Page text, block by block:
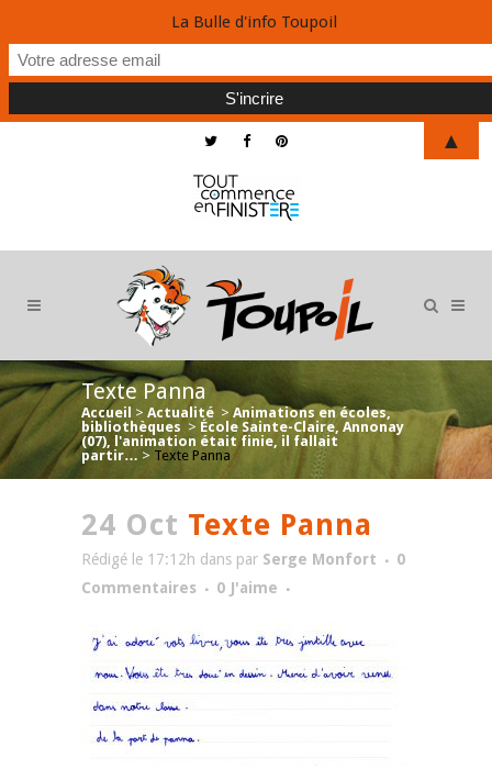
Texte Panna
Accueil > Actualité > Animations en écoles,
bibliothèques > École Sainte-Claire, Annonay
(07), l'animation était finie, il fallait
partir… > Texte Panna
24 Oct Texte Panna
Rédigé le 17:12h dans par Serge Monfort
0
Commentaires
0 J'aime
La Bulle d'info Toupoil
▲